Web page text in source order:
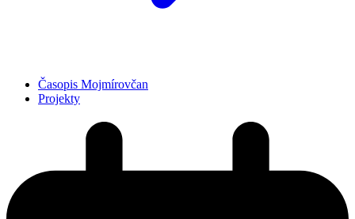
Časopis Mojmírovčan
Projekty